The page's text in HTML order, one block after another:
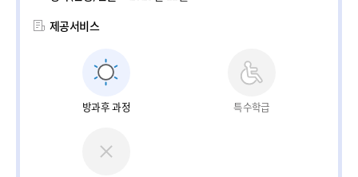
제공서비스
방과후 과정 특수학급